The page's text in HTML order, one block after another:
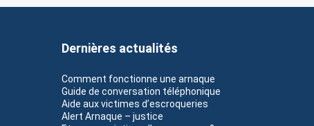
Dernières actualités
Comment fonctionne une arnaque
Guide de conversation téléphonique
Aide aux victimes d’escroqueries
Alert Arnaque – justice